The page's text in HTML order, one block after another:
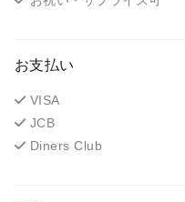
お支払い
VISA
JCB
Diners Club